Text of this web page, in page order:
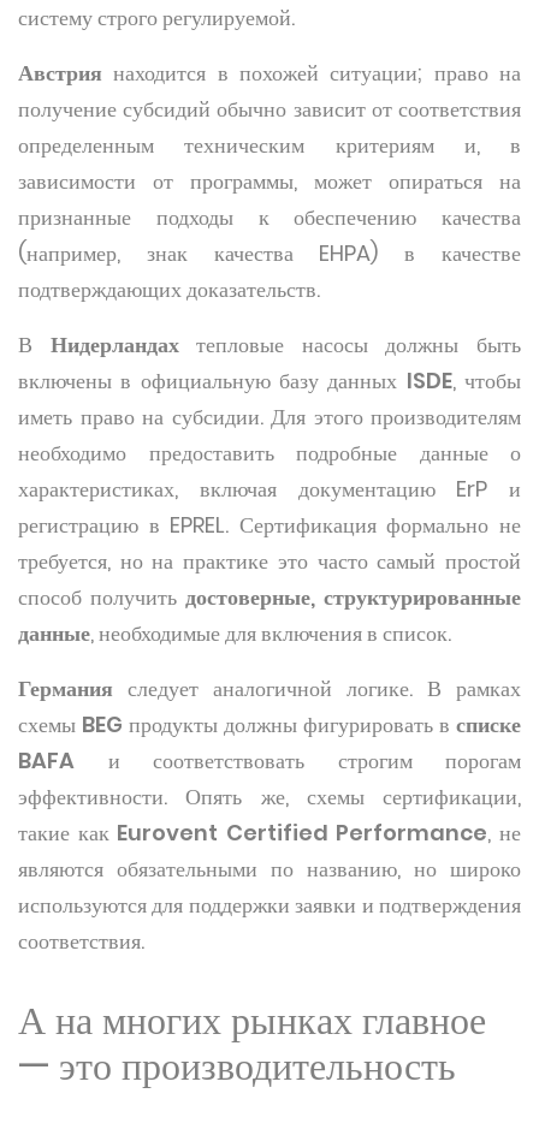
систему строго регулируемой.
Австрия находится в похожей ситуации; право на
получение субсидий обычно зависит от соответствия
определенным техническим критериям и, в
зависимости от программы, может опираться на
признанные подходы к обеспечению качества
(например, знак качества EHPA) в качестве
подтверждающих доказательств.
В Нидерландахтепловые насосы должны быть
включены в официальную базу данных ISDE, чтобы
иметь право на субсидии. Для этого производителям
необходимо предоставить подробные данные о
характеристиках, включая документацию ErP и
регистрацию в EPREL. Сертификация формально не
требуется, но на практике это часто самый простой
способ получить достоверные, структурированные
данные, необходимые для включения в список.
Германия следует аналогичной логике. В рамках
схемы BEG продукты должны фигурировать в списке
BAFA и соответствовать строгим порогам
эффективности. Опять же, схемы сертификации,
такие как Eurovent Certified Performance, не
являются обязательными по названию, но широко
используются для поддержки заявки и подтверждения
соответствия.
А на многих рынках главное
— это производительность